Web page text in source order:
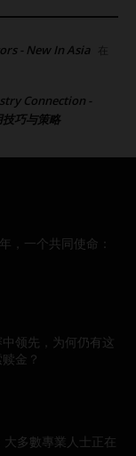
- New In Asia 在
Connection -
巧与策略
，一个共同使命：
领先，为何仍有这
金？
大多數專業人士正在